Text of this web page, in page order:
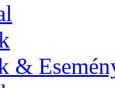
&